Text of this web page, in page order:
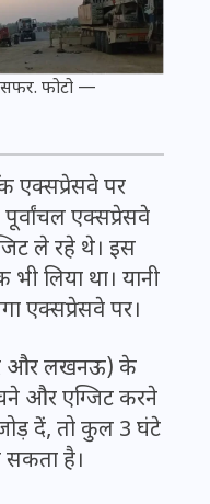
फोटो —
एक्सप्रेसवे पर
एक्सप्रेसवे
ले रहे थे। इस
लिया था। यानी
एक्सप्रेसवे पर।
और लखनऊ) के
और एग्जिट करने
दें, तो कुल 3 घंटे
है।